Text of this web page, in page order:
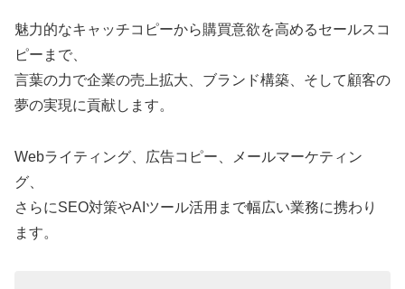
魅力的なキャッチコピーから購買意欲を高めるセールスコ
ピーまで、
言葉の力で企業の売上拡大、ブランド構築、そして顧客の
夢の実現に貢献します。
Webライティング、広告コピー、メールマーケティン
グ、
さらにSEO対策やAIツール活用まで幅広い業務に携わり
ます。